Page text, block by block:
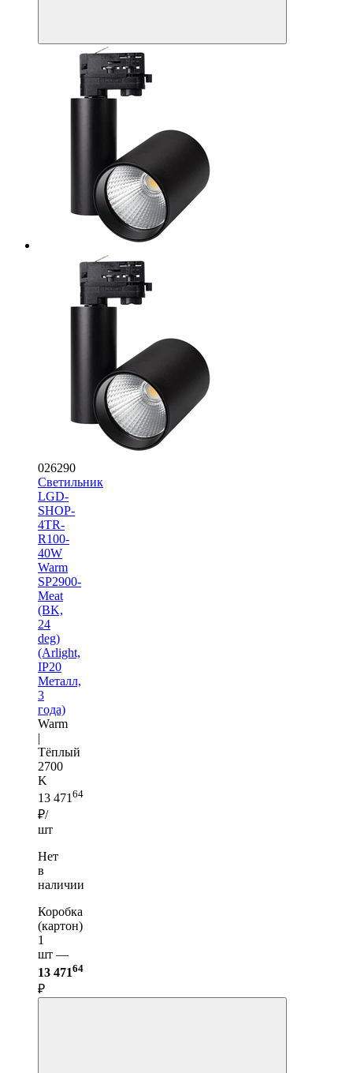
026290
Светильник
LGD-
SHOP-
4TR-
R100-
40W
Warm
SP2900-
Meat
(BK,
24
deg)
(Arlight,
IP20
Металл,
3
года)
Warm
|
Тёплый
2700
K
13 471 64
₽/
шт
Нет
в
наличии
Коробка
(картон)
1
шт —
13 47164
₽